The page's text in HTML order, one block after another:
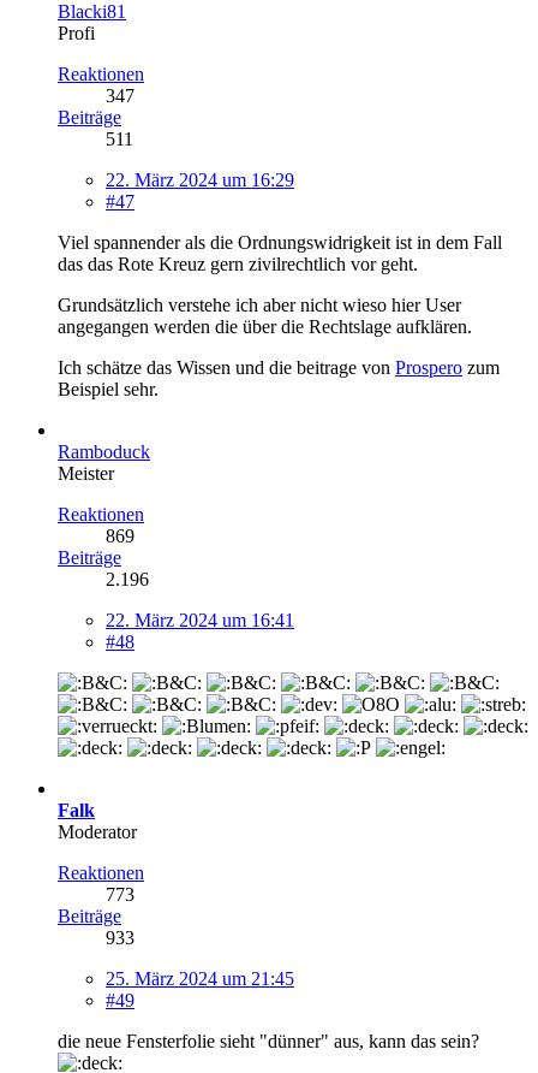
Blacki81
Profi
Reaktionen
347
Beiträge
511
22. März 2024 um 16:29
#47
Viel spannender als die Ordnungswidrigkeit ist in dem Fall
das das Rote Kreuz gern zivilrechtlich vor geht.
Grundsätzlich verstehe ich aber nicht wieso hier User
angegangen werden die über die Rechtslage aufklären.
Ich schätze das Wissen und die beitrage von Prospero zum
Beispiel sehr.
Ramboduck
Meister
Reaktionen
869
Beiträge
2.196
22. März 2024 um 16:41
#48
Falk
Moderator
Reaktionen
773
Beiträge
933
25. März 2024 um 21:45
#49
die neue Fensterfolie sieht "dünner" aus, kann das sein?